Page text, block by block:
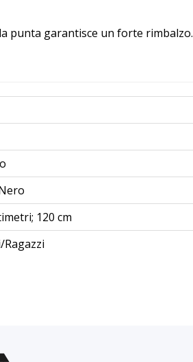
punta garantisce un forte rimbalzo.
120 cm